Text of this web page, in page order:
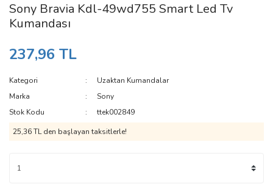
Sony Bravia Kdl-49wd755 Smart Led Tv
Kumandası
237,96 TL
Kategori
Uzaktan Kumandalar
Marka
Sony
Stok Kodu
ttek002849
25,36 TL den başlayan taksitlerle!